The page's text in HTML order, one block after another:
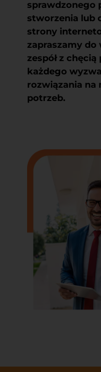
sprawdzonego
stworzenia lub
strony
zapraszamy do
zespół z
każdego
rozwiązania na
potrzeb.